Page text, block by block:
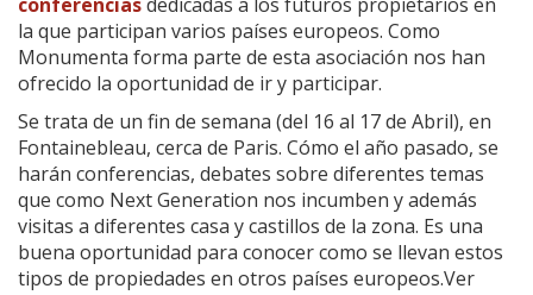
la que participan varios países europeos. Como
Monumenta forma parte de esta asociación nos han
ofrecido la oportunidad de ir y participar.
Se trata de un fin de semana (del 16 al 17 de Abril), en
Fontainebleau, cerca de Paris. Cómo el año pasado, se
harán conferencias, debates sobre diferentes temas
que como Next Generation nos incumben y además
visitas a diferentes casa y castillos de la zona. Es una
buena oportunidad para conocer como se llevan estos
tipos de propiedades en otros países europeos.Ver